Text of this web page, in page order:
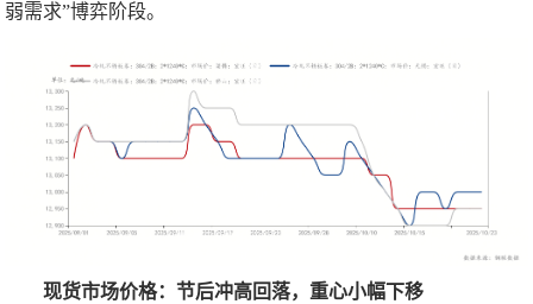
弱需求”博弈阶段。
现货市场价格：节后冲高回落，重心小幅下移